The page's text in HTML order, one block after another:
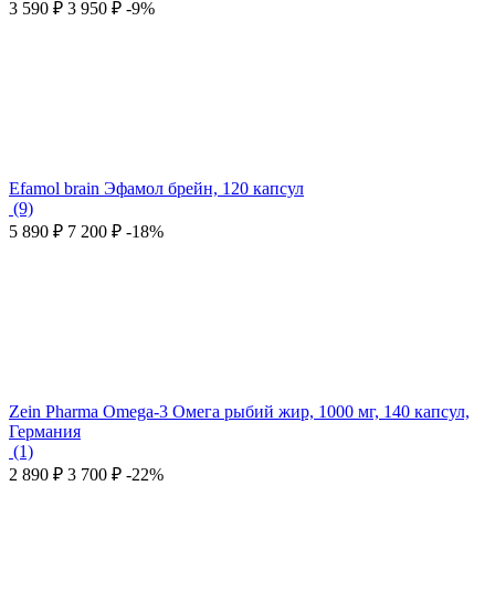
3 590 ₽ 3 950 ₽ -9%
Efamol brain Эфамол брейн, 120 капсул
(9)
5 890 ₽ 7 200 ₽ -18%
Zein Pharma Omega-3 Омега рыбий жир, 1000 мг, 140 капсул,
Германия
(1)
2 890 ₽ 3 700 ₽ -22%